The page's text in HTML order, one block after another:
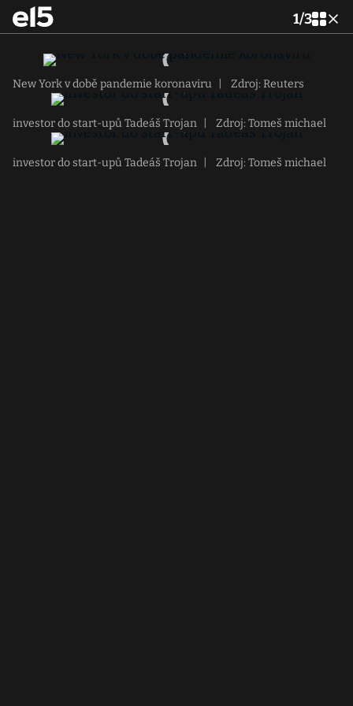
1/3
New York v době pandemie koronaviru Zdroj: Reuters
investor do start-upů Tadeáš Trojan Zdroj: Tomeš michael
investor do start-upů Tadeáš Trojan Zdroj: Tomeš michael